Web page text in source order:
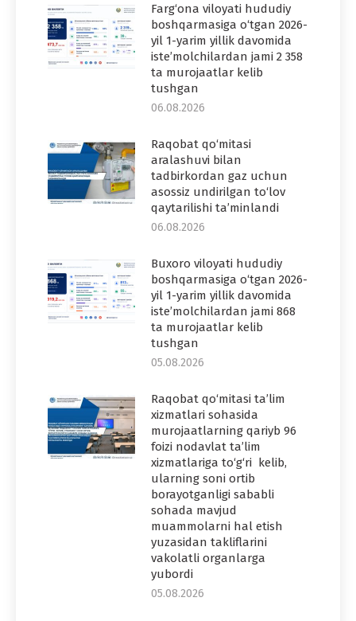
Farg‘ona viloyati hududiy
boshqarmasiga o‘tgan 2026-
yil 1-yarim yillik davomida
iste’molchilardan jami 2 358
ta murojaatlar kelib
tushgan
06.08.2026
Raqobat qo‘mitasi
aralashuvi bilan
tadbirkordan gaz uchun
asossiz undirilgan to‘lov
qaytarilishi ta’minlandi
06.08.2026
Buxoro viloyati hududiy
boshqarmasiga o‘tgan 2026-
yil 1-yarim yillik davomida
iste’molchilardan jami 868
ta murojaatlar kelib
tushgan
05.08.2026
Raqobat qo‘mitasi ta’lim
xizmatlari sohasida
murojaatlarning qariyb 96
foizi nodavlat ta’lim
xizmatlariga to‘g‘ri kelib,
ularning soni ortib
borayotganligi sababli
sohada mavjud
muammolarni hal etish
yuzasidan takliflarini
vakolatli organlarga
yubordi
05.08.2026